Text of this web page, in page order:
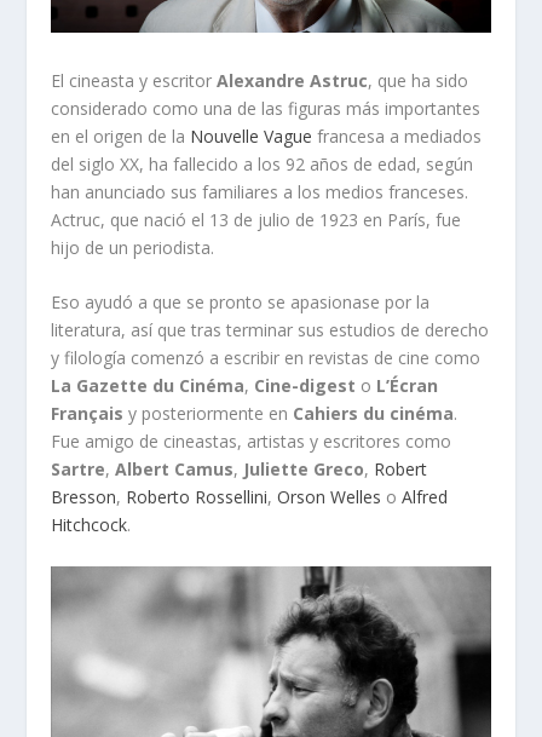
El cineasta y escritorAlexandre Astruc, que ha sido
considerado como una de las figuras más importantes
en el origen de la Nouvelle Vague francesa a mediados
del siglo XX, ha fallecido a los 92 años de edad, según
han anunciado sus familiares a los medios franceses.
Actruc, que nació el 13 de julio de 1923 en París, fue
hijo de un periodista.
Eso ayudó a que se pronto se apasionase por la
literatura, así que tras terminar sus estudios de derecho
y filología comenzó a escribir en revistas de cine como
La Gazette du Cinéma, Cine-digest o L’Écran
Français y posteriormente en Cahiers du cinéma.
Fue amigo de cineastas, artistas y escritores como
Sartre,Albert Camus, Juliette Greco, Robert
Bresson, Roberto Rossellini,Orson Welles oAlfred
Hitchcock.